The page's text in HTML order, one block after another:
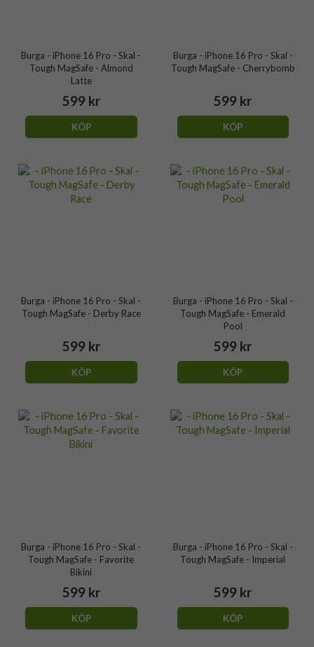
Burga - iPhone 16 Pro - Skal -
Tough MagSafe - Almond
Latte
599 kr
KÖP
Burga - iPhone 16 Pro - Skal -
Tough MagSafe - Cherrybomb
599 kr
KÖP
Burga - iPhone 16 Pro - Skal -
Tough MagSafe - Derby Race
599 kr
KÖP
Burga - iPhone 16 Pro - Skal -
Tough MagSafe - Emerald
Pool
599 kr
KÖP
Burga - iPhone 16 Pro - Skal -
Tough MagSafe - Favorite
Bikini
599 kr
KÖP
Burga - iPhone 16 Pro - Skal -
Tough MagSafe - Imperial
599 kr
KÖP